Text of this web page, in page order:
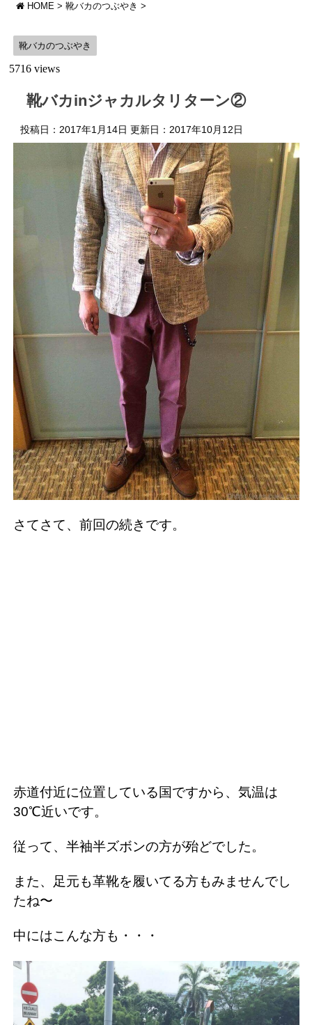
HOME > 靴バカのつぶやき >
靴バカのつぶやき
5716 views
靴バカinジャカルタリターン②
投稿日：2017年1月14日 更新日： 2017年10月12日
さてさて、前回の続きです。
赤道付近に位置している国ですから、気温は
30℃近いです。
従って、半袖半ズボンの方が殆どでした。
また、足元も革靴を履いてる方もみませんでし
たね〜
中にはこんな方も・・・